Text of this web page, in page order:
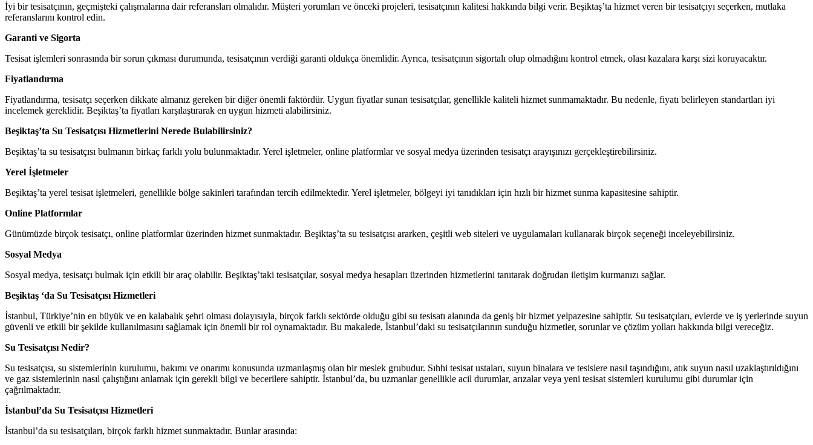
İyi bir tesisatçının, geçmişteki çalışmalarına dair referansları olmalıdır. Müşteri yorumları ve önceki projeleri, tesisatçının kalitesi hakkında bilgi verir. Beşiktaş’ta hizmet veren bir tesisatçıyı seçerken, mutlaka
referanslarını kontrol edin.
Garanti ve Sigorta
Tesisat işlemleri sonrasında bir sorun çıkması durumunda, tesisatçının verdiği garanti oldukça önemlidir. Ayrıca, tesisatçının sigortalı olup olmadığını kontrol etmek, olası kazalara karşı sizi koruyacaktır.
Fiyatlandırma
Fiyatlandırma, tesisatçı seçerken dikkate almanız gereken bir diğer önemli faktördür. Uygun fiyatlar sunan tesisatçılar, genellikle kaliteli hizmet sunmamaktadır. Bu nedenle, fiyatı belirleyen standartları iyi
incelemek gereklidir. Beşiktaş’ta fiyatları karşılaştırarak en uygun hizmeti alabilirsiniz.
Beşiktaş’ta Su Tesisatçısı Hizmetlerini Nerede Bulabilirsiniz?
Beşiktaş’ta su tesisatçısı bulmanın birkaç farklı yolu bulunmaktadır. Yerel işletmeler, online platformlar ve sosyal medya üzerinden tesisatçı arayışınızı gerçekleştirebilirsiniz.
Yerel İşletmeler
Beşiktaş’ta yerel tesisat işletmeleri, genellikle bölge sakinleri tarafından tercih edilmektedir. Yerel işletmeler, bölgeyi iyi tanıdıkları için hızlı bir hizmet sunma kapasitesine sahiptir.
Online Platformlar
Günümüzde birçok tesisatçı, online platformlar üzerinden hizmet sunmaktadır. Beşiktaş’ta su tesisatçısı ararken, çeşitli web siteleri ve uygulamaları kullanarak birçok seçeneği inceleyebilirsiniz.
Sosyal Medya
Sosyal medya, tesisatçı bulmak için etkili bir araç olabilir. Beşiktaş’taki tesisatçılar, sosyal medya hesapları üzerinden hizmetlerini tanıtarak doğrudan iletişim kurmanızı sağlar.
Beşiktaş ‘da Su Tesisatçısı Hizmetleri
İstanbul, Türkiye’nin en büyük ve en kalabalık şehri olması dolayısıyla, birçok farklı sektörde olduğu gibi su tesisatı alanında da geniş bir hizmet yelpazesine sahiptir. Su tesisatçıları, evlerde ve iş yerlerinde suyun
güvenli ve etkili bir şekilde kullanılmasını sağlamak için önemli bir rol oynamaktadır. Bu makalede, İstanbul’daki su tesisatçılarının sunduğu hizmetler, sorunlar ve çözüm yolları hakkında bilgi vereceğiz.
Su Tesisatçısı Nedir?
Su tesisatçısı, su sistemlerinin kurulumu, bakımı ve onarımı konusunda uzmanlaşmış olan bir meslek grubudur. Sıhhi tesisat ustaları, suyun binalara ve tesislere nasıl taşındığını, atık suyun nasıl uzaklaştırıldığını
ve gaz sistemlerinin nasıl çalıştığını anlamak için gerekli bilgi ve becerilere sahiptir. İstanbul’da, bu uzmanlar genellikle acil durumlar, arızalar veya yeni tesisat sistemleri kurulumu gibi durumlar için
çağrılmaktadır.
İstanbul’da Su Tesisatçısı Hizmetleri
İstanbul’da su tesisatçıları, birçok farklı hizmet sunmaktadır. Bunlar arasında: